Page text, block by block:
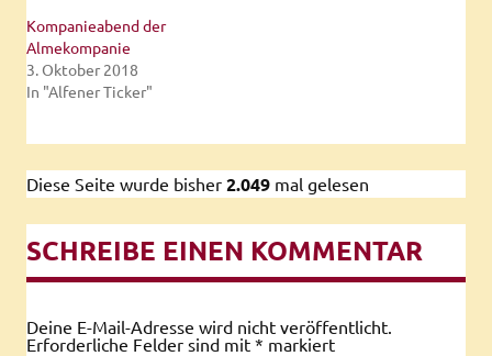
Kompanieabend der
Almekompanie
3. Oktober 2018
In "Alfener Ticker"
Diese Seite wurde bisher 2.049 mal gelesen
SCHREIBE EINEN KOMMENTAR
Deine E-Mail-Adresse wird nicht veröffentlicht.
Erforderliche Felder sind mit * markiert